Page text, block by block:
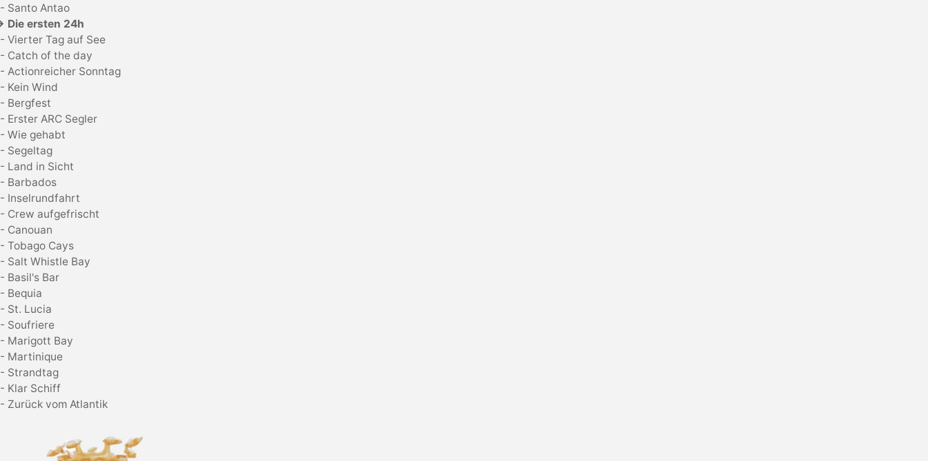
- Santo Antao
Die ersten 24h
- Vierter Tag auf See
- Catch of the day
- Actionreicher Sonntag
- Kein Wind
- Bergfest
- Erster ARC Segler
- Wie gehabt
- Segeltag
- Land in Sicht
- Barbados
- Inselrundfahrt
- Crew aufgefrischt
- Canouan
- Tobago Cays
- Salt Whistle Bay
- Basil's Bar
- Bequia
- St. Lucia
- Soufriere
- Marigott Bay
- Martinique
- Strandtag
- Klar Schiff
- Zurück vom Atlantik